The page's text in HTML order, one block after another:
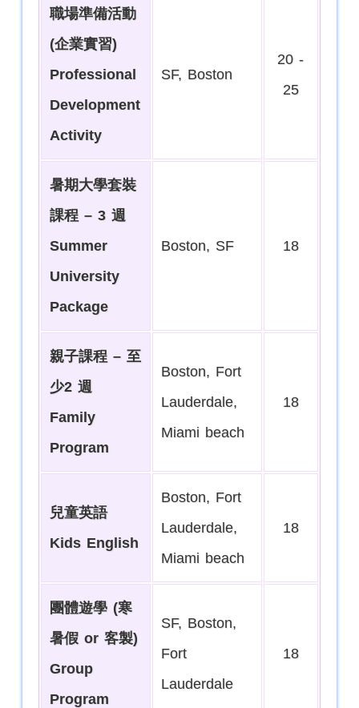
職場準備活動
(企業實習)
Professional
Development
Activity
SF, Boston
20 -
25
暑期大學套裝
課程 – 3 週
Summer
University
Package
Boston, SF 18
親子課程 – 至
少2 週
Family
Program
Boston, Fort
Lauderdale,
Miami beach
18
兒童英語
Kids English
Boston, Fort
Lauderdale,
Miami beach
18
團體遊學 (寒
暑假 or 客製)
Group
Program
SF, Boston,
Fort
Lauderdale
18